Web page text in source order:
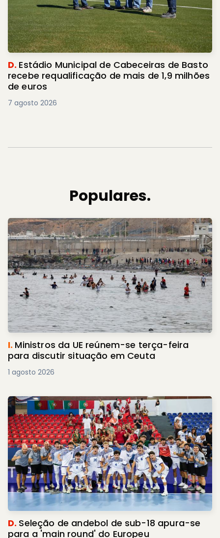
D. Estádio Municipal de Cabeceiras de Basto
recebe requalificação de mais de 1,9 milhões
de euros
7 agosto 2026
Populares.
I. Ministros da UE reúnem-se terça-feira
para discutir situação em Ceuta
1 agosto 2026
D. Seleção de andebol de sub-18 apura-se
para a 'main round' do Europeu